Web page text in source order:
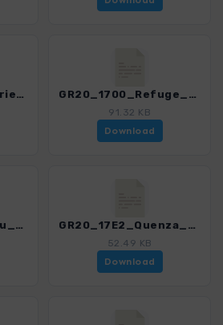
GR20_1600_Bergeries_de_Basseta_Matalza_-_Ref_dAsinau.gpx GR20_1700_Refuge_dAsinau_-_Col_de_Bavella.gpx
91.32 KB
Download
GR20_17E1_Rocchiu_Pinzutu_-_GR_20_Refuge_dAsinau.gpx GR20_17E2_Quenza_–_GR_20_Refuge_dAsinau.gpx
52.49 KB
Download